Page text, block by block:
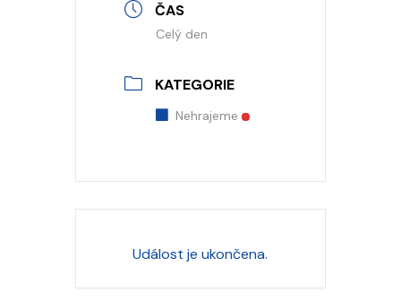
ČAS
Celý den
KATEGORIE
Nehrajeme
Událost je ukončena.